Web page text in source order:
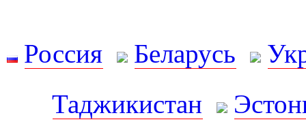
Россия Беларусь
Таджикистан